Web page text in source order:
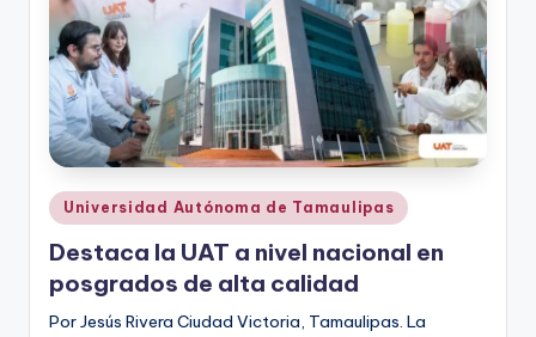
Publicado
en
Universidad Autónoma de Tamaulipas
Destaca la UAT a nivel nacional en
posgrados de alta calidad
Por Jesús Rivera Ciudad Victoria, Tamaulipas. La